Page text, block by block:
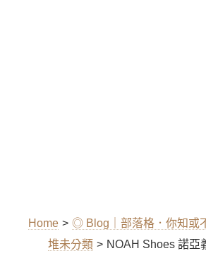
Home > ◎ Blog｜部落格．你知或
堆未分類 > NOAH Shoes 諾亞